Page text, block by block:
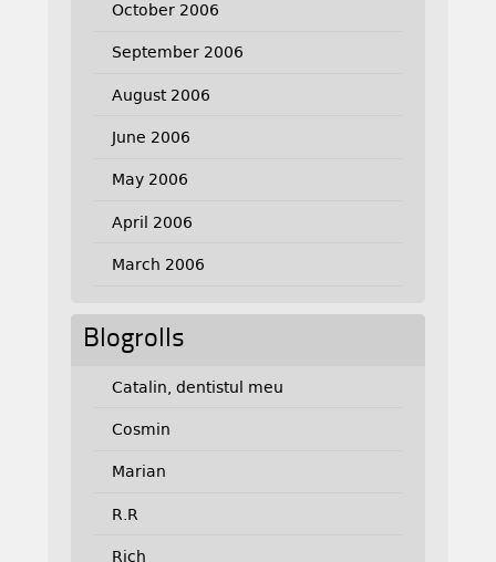
October 2006
September 2006
August 2006
June 2006
May 2006
April 2006
March 2006
Blogrolls
Catalin, dentistul meu
Cosmin
Marian
R.R
Rich